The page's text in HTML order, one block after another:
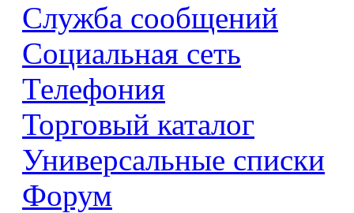
Служба сообщений
Социальная сеть
Телефония
Торговый каталог
Универсальные списки
Форум